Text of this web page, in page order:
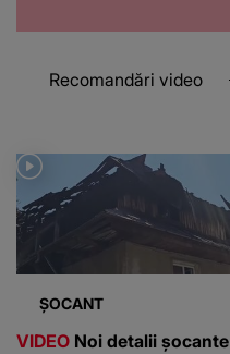
Recomandări video
ȘOCANT
VIDEO Noi detalii șocante